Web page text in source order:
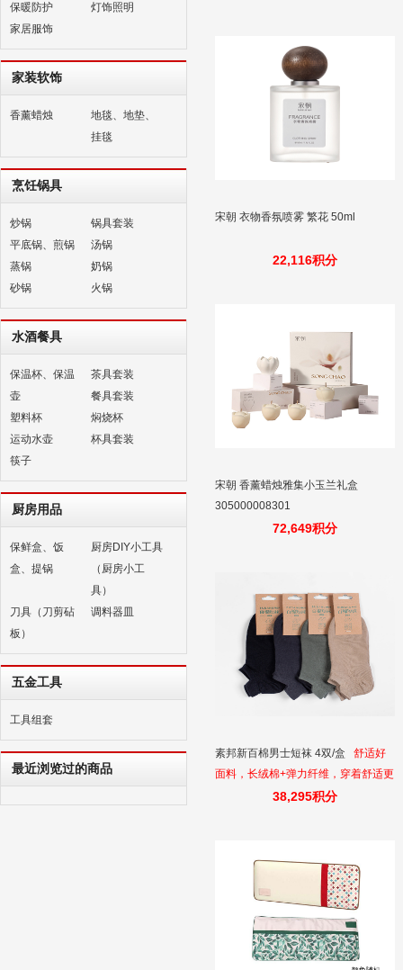
保暖防护
灯饰照明
家居服饰
家装软饰
香薰蜡烛
地毯、地垫、
挂毯
烹饪锅具
炒锅
锅具套装
平底锅、煎锅
汤锅
蒸锅
奶锅
砂锅
火锅
水酒餐具
保温杯、保温
壶
茶具套装
餐具套装
塑料杯
焖烧杯
运动水壶
杯具套装
筷子
厨房用品
保鲜盒、饭
盒、提锅
厨房DIY小工具
（厨房小工
具）
刀具（刀剪砧
板）
调料器皿
五金工具
工具组套
最近浏览过的商品
宋朝 衣物香氛喷雾 繁花 50ml
22,116积分
宋朝 香薰蜡烛雅集小玉兰礼盒
305000008301
72,649积分
素邦新百棉男士短袜 4双/盒
舒适好
面料，长绒棉+弹力纤维，穿着舒适更
光滑 ，弹力极佳，轻柔回弹穿着亲肤
38,295积分